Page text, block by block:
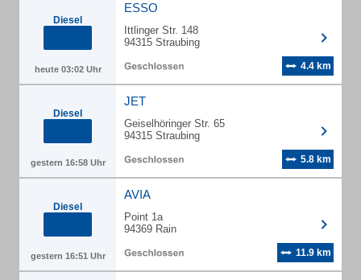
Diesel
heute 03:02 Uhr
ESSO
Ittlinger Str. 148
94315 Straubing
4.4 km
Diesel
gestern 16:58 Uhr
JET
Geiselhöringer Str. 65
94315 Straubing
5.8 km
Diesel
gestern 16:51 Uhr
AVIA
Point 1a
94369 Rain
11.9 km